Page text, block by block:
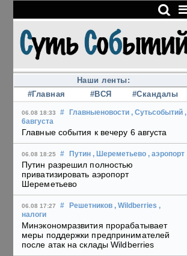
Наши ленты:
#Главная
#ВСЯ #Скандалы
06.08 18:33 # Главныеновости , Сутьсобытий ,
6августа
Главные события к вечеру 6 августа
06.08 18:25 # Путин , Шереметьево , аэропорт
Путин разрешил полностью
приватизировать аэропорт
Шереметьево
06.08 17:27 # Решетников , Wildberries ,
налоги
Минэкономразвития прорабатывает
меры поддержки предпринимателей
после атак на склады Wildberries